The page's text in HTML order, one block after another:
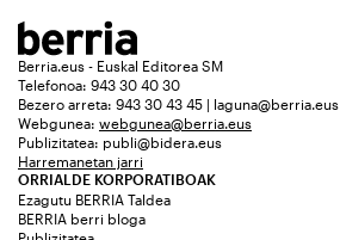
Berria.eus - Euskal Editorea SM
Telefonoa: 943 30 40 30
Bezero arreta: 943 30 43 45 | laguna@berria.eus
Webgunea: webgunea@berria.eus
Publizitatea: publi@bidera.eus
Harremanetan jarri
ORRIALDE KORPORATIBOAK
Ezagutu BERRIA Taldea
BERRIA berri bloga